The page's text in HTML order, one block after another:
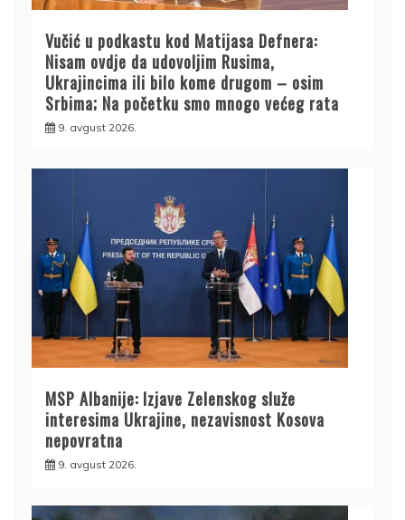
Vučić u podkastu kod Matijasa Defnera:
Nisam ovdje da udovoljim Rusima,
Ukrajincima ili bilo kome drugom – osim
Srbima; Na početku smo mnogo većeg rata
9. avgust 2026.
MSP Albanije: Izjave Zelenskog služe
interesima Ukrajine, nezavisnost Kosova
nepovratna
9. avgust 2026.